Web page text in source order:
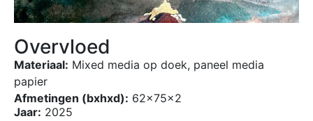
Overvloed
Materiaal: Mixed media op doek, paneel media
papier
Afmetingen (bxhxd): 62x75x2
Jaar: 2025